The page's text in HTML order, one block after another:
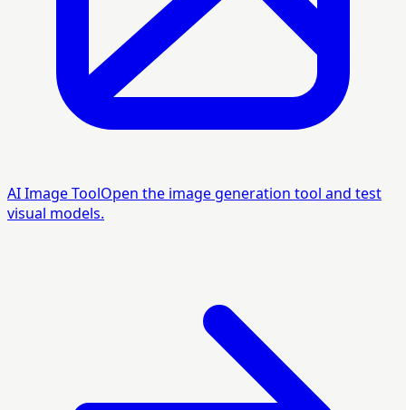
AI Image ToolOpen the image generation tool and test
visual models.